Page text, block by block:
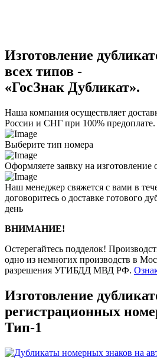
Изготовление
всех типов -
«ГосЗнак Дубликат».
Наша компания осуществляет
России и СНГ при 100% предоплате.
Выберите тип номера
Оформляете заявку на изготовление
Наш менеджер свяжется с вами в
договоритесь о доставке готового
день
ВНИМАНИЕ!
Остерегайтесь подделок!
одно из немногих производств в
разрешения УГИБДД МВД РФ.
Изготовление
регистрационных
Тип-1